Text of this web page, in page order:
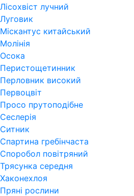
Лісохвіст лучний
Луговик
Міскантус китайський
Молінія
Осока
Перистощетинник
Перловник високий
Первоцвіт
Просо прутоподібне
Сеслерія
Ситник
Спартина гребінчаста
Споробол повітряний
Трясунка середня
Хаконехлоя
Пряні рослини